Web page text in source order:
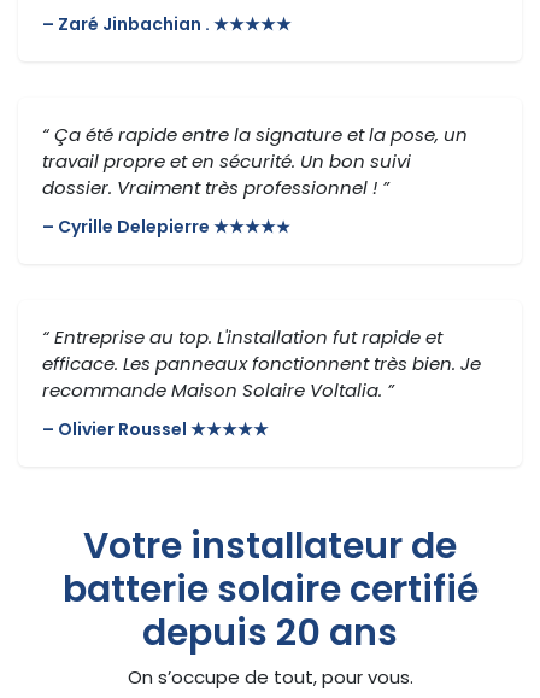
– Zaré Jinbachian . ★★★★★
“ Ça été rapide entre la signature et la pose, un
travail propre et en sécurité. Un bon suivi
dossier. Vraiment très professionnel ! ”
– Cyrille Delepierre ★★★★★
“ Entreprise au top. L'installation fut rapide et
efficace. Les panneaux fonctionnent très bien. Je
recommande Maison Solaire Voltalia. ”
– Olivier Roussel ★★★★★
Votre installateur de
batterie solaire certifié
depuis 20 ans
On s’occupe de tout, pour vous.